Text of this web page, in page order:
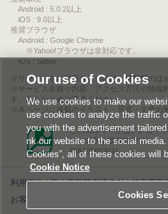
Android : 5.0.2以上
iOS : 9.0以上
推奨ブラウザ
Android : Google Chrome
※Yahoo!ブラウザは非対応です。
iOS : Safari
サービスをご利用されるには、情報料のほ
サービス名称や内容、アクセス方法や情報
す。あらかじめご了承ください。
本ページに掲載のイラスト・写真・文章の
このエルマークは、レコー
ンツを示す登録商標です。
RIAJ00013011
利用規約|個人情報等保護方針|特定商取
お客様情報の外部送信について|Cookies
Our use of Cookies
We use cookies to make our
use cookies to analyze the traffic
you with the advertisement
nk our website to the social
Cookies”, all of these cookies will
Cookie Notice
Cookies